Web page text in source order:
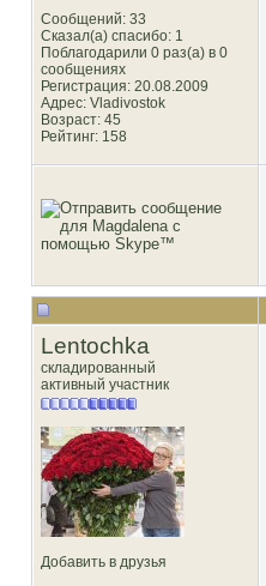
Сообщений: 33
Сказал(а) спасибо: 1
Поблагодарили 0 раз(а) в 0
сообщениях
Регистрация: 20.08.2009
Адрес: Vladivostok
Возраст: 45
Рейтинг: 158
Lentochka
складированный
активный участник
Добавить в друзья